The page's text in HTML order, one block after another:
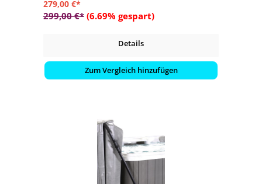
279,00 €*
299,00 €* (6.69% gespart)
Details
Zum Vergleich hinzufügen